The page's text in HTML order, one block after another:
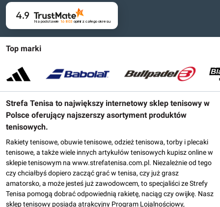
Top marki
Strefa Tenisa to największy internetowy sklep tenisowy w
Polsce oferujący najszerszy asortyment produktów
tenisowych.
Rakiety tenisowe, obuwie tenisowe, odzież tenisowa, torby i plecaki
tenisowe, a także wiele innych artykułów tenisowych kupisz online w
sklepie tenisowym na www.strefatenisa.com.pl. Niezależnie od tego
czy chciałbyś dopiero zacząć grać w tenisa, czy już grasz
amatorsko, a może jesteś już zawodowcem, to specjaliści ze Strefy
Tenisa pomogą dobrać odpowiednią rakietę, naciąg czy owijkę. Nasz
sklep tenisowy posiada atrakcyjny Program Lojalnościowy,
4.9
Na podstawie 16 803 opinii z całego okresu